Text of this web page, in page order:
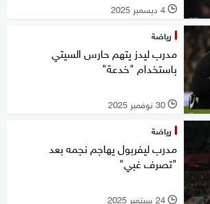
l 4 ديسمبر 2025
رياضة
مدرب ليدز يتهم حارس السيتي
باستخدام "خدعة"
l 30 نوفمبر 2025
رياضة
مدرب ليفربول يهاجم نجمه بعد
"تصرف غبي"
l 24 سبتمبر 2025